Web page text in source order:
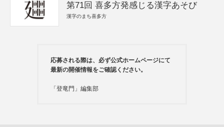
第71回 喜多方発感じる漢字あそび
漢字のまち喜多方
応募される際は、必ず公式ホームページにて
最新の開催情報をご確認ください。
「登竜門」編集部